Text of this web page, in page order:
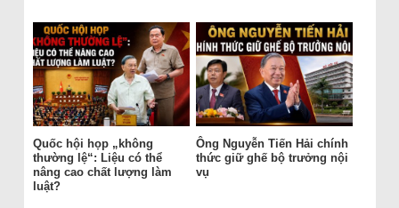
Quốc hội họp „không
thường lệ“: Liệu có thể
nâng cao chất lượng làm
luật?
Ông Nguyễn Tiến Hải chính
thức giữ ghế bộ trưởng nội
vụ